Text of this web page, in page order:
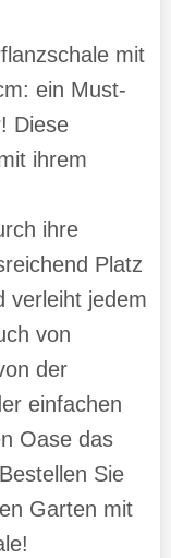
mit
ein Must-
Diese
ihrem
ihre
Platz
verleiht jedem
von
der
einfachen
Oase das
Sie
Garten mit